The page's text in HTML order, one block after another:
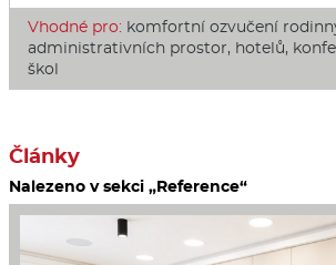
Vhodné pro: komfortní ozvučení
administrativních prostor, hotelů,
škol
Články
Nalezeno v sekci „Reference“